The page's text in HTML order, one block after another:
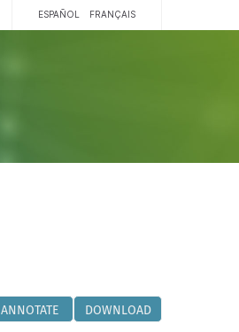
ESPAÑOL FRANÇAIS
ANNOTATE DOWNLOAD